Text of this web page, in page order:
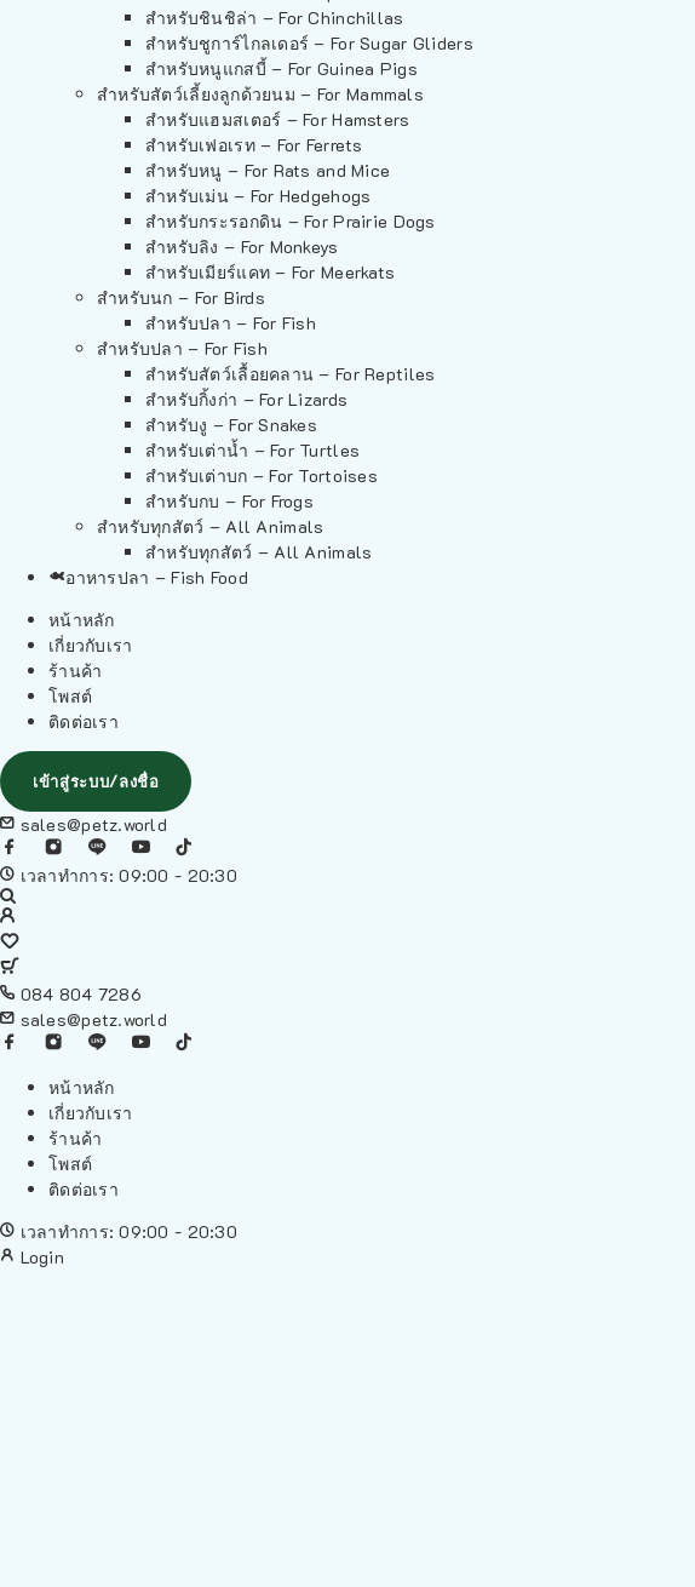
สำหรับชินชิล่า – For Chinchillas
สำหรับชูการ์ไกลเดอร์ – For Sugar Gliders
สำหรับหนูแกสบี้ – For Guinea Pigs
สำหรับสัตว์เลี้ยงลูกด้วยนม – For Mammals
สำหรับแฮมสเตอร์ – For Hamsters
สำหรับเฟอเรท – For Ferrets
สำหรับหนู – For Rats and Mice
สำหรับเม่น – For Hedgehogs
สำหรับกระรอกดิน – For Prairie Dogs
สำหรับลิง – For Monkeys
สำหรับเมียร์แคท – For Meerkats
สำหรับนก – For Birds
สำหรับปลา – For Fish
สำหรับปลา – For Fish
สำหรับสัตว์เลื้อยคลาน – For Reptiles
สำหรับกิ้งก่า – For Lizards
สำหรับงู – For Snakes
สำหรับเต่าน้ำ – For Turtles
สำหรับเต่าบก – For Tortoises
สำหรับกบ – For Frogs
สำหรับทุกสัตว์ – All Animals
สำหรับทุกสัตว์ – All Animals
อาหารปลา – Fish Food
หน้าหลัก
เกี่ยวกับเรา
ร้านค้า
โพสต์
ติดต่อเรา
เข้าสู่ระบบ/ลงชื่อ
sales@petz.world
เวลาทำการ: 09:00 - 20:30
084 804 7286
sales@petz.world
หน้าหลัก
เกี่ยวกับเรา
ร้านค้า
โพสต์
ติดต่อเรา
เวลาทำการ: 09:00 - 20:30
Login